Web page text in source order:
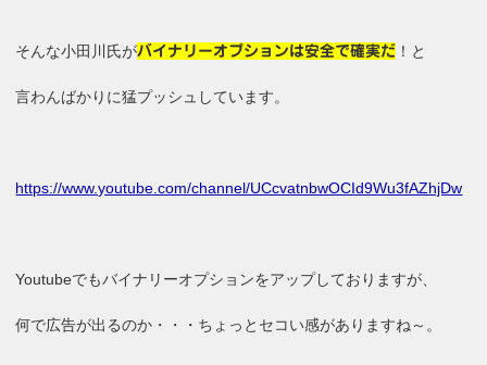
そんな小田川氏がバイナリーオプションは安全で確実だ ！と
言わんばかりに猛プッシュしています。
https://www.youtube.com/channel/UCcvatnbwOCId9Wu3fAZhjDw
Youtubeでもバイナリーオプションをアップしておりますが、
何で広告が出るのか・・・ちょっとセコい感がありますね～。